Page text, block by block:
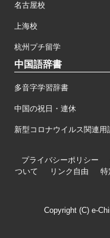
名古屋校
上海校
杭州プチ留学
中国語辞書
多音字学習辞書
中国の祝日・連休
新型コロナウイルス関連用
プライバシーポリシー
ついて
リンク自由 特
Copyright (C) e-